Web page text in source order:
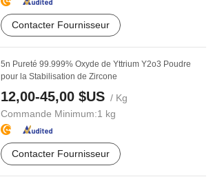
Contacter Fournisseur
5n Pureté 99.999% Oxyde de Yttrium Y2o3 Poudre
pour la Stabilisation de Zircone
12,00-45,00 $US / Kg
Commande Minimum:1 kg
Contacter Fournisseur